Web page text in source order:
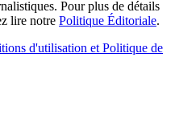
Pour plus de détails
lire notre Politique Éditoriale.
d'utilisation et Politique de